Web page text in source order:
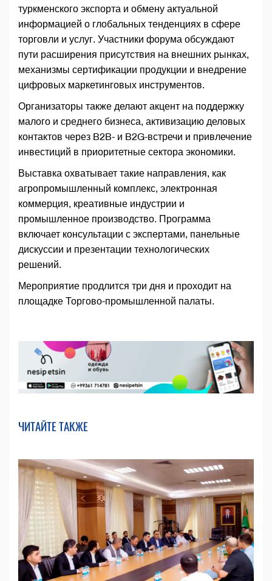
туркменского экспорта и обмену актуальной
информацией о глобальных тенденциях в сфере
торговли и услуг. Участники форума обсуждают
пути расширения присутствия на внешних рынках,
механизмы сертификации продукции и внедрение
цифровых маркетинговых инструментов.
Организаторы также делают акцент на поддержку
малого и среднего бизнеса, активизацию деловых
контактов через B2B- и B2G-встречи и привлечение
инвестиций в приоритетные сектора экономики.
Выставка охватывает такие направления, как
агропромышленный комплекс, электронная
коммерция, креативные индустрии и
промышленное производство. Программа
включает консультации с экспертами, панельные
дискуссии и презентации технологических
решений.
Мероприятие продлится три дня и проходит на
площадке Торгово-промышленной палаты.
ЧИТАЙТЕ ТАКЖЕ